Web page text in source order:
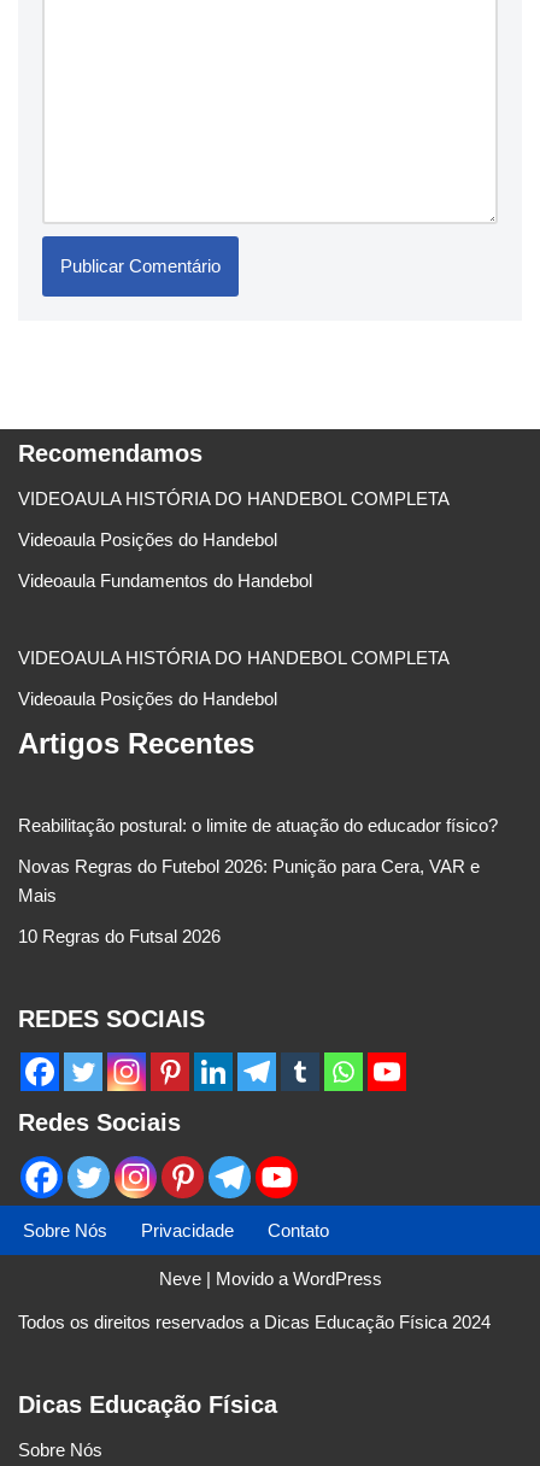
Recomendamos
VIDEOAULA HISTÓRIA DO HANDEBOL COMPLETA
Videoaula Posições do Handebol
Videoaula Fundamentos do Handebol
VIDEOAULA HISTÓRIA DO HANDEBOL COMPLETA
Videoaula Posições do Handebol
Artigos Recentes
Reabilitação postural: o limite de atuação do educador físico?
Novas Regras do Futebol 2026: Punição para Cera, VAR e
Mais
10 Regras do Futsal 2026
REDES SOCIAIS
Redes Sociais
Sobre Nós Privacidade Contato
Neve| Movido a WordPress
Todos os direitos reservados a Dicas Educação Física 2024
Dicas Educação Física
Sobre Nós